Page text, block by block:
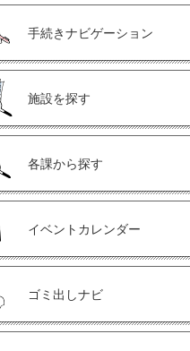
手続きナビゲーション
施設を探す
各課から探す
イベントカレンダー
ゴミ出しナビ